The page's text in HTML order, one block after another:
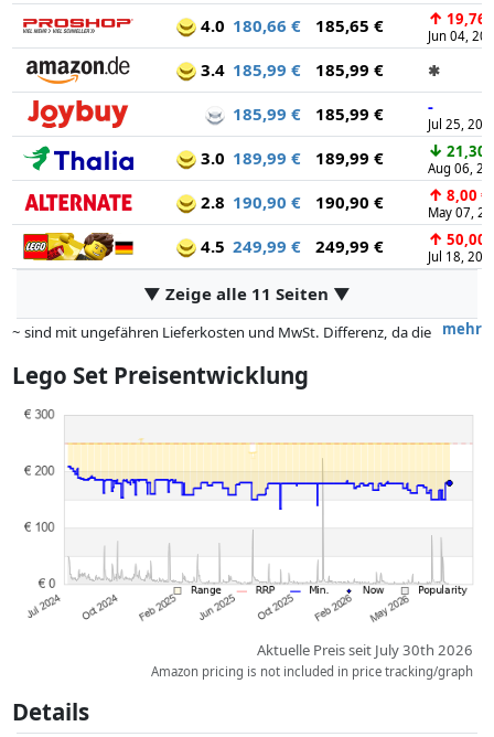
4.0 180,66 € 185,65 € ↑ 19,76
Jun 04,
3.4 185,99 € 185,99 € ✱
185,99 € 185,99 € -
Jul 25,
3.0 189,99 € 189,99 € ↓ 21,30
Aug 06,
2.8 190,90 € 190,90 € ↑ 8,00 €
May 07,
4.5 249,99 € 249,99 € ↑ 50,00
Jul 18,
▼ Zeige alle 11 Seiten ▼
mehr
~ sind mit ungefähren Lieferkosten und MwSt. Differenz, da die
abweichen können.
Preise und Verfügbarkeiten können sich seit der letzten Aktualisierung
Vergütungen durch Partner haben darauf keinerlei Einfluss. Nur bei
gleichen Preisen können historische Leistungen die Ordnung
Lego Set Preisentwicklung
Aktuelle Preis seit July 30th 2026
Amazon pricing is not included in price tracking/graph
Details